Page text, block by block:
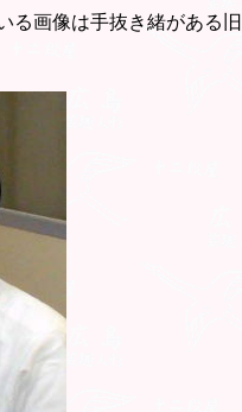
る画像は手抜き緒がある旧